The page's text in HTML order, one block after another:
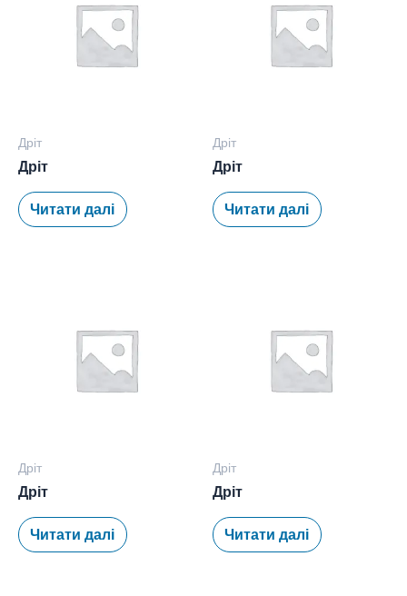
Дріт
Дріт
Читати далі
Дріт
Дріт
Читати далі
Дріт
Дріт
Читати далі
Дріт
Дріт
Читати далі